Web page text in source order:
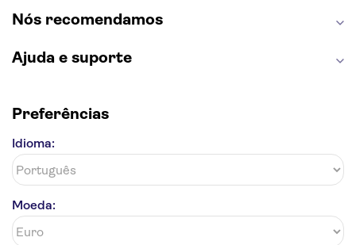
Mosteiro dos Jerónimos
Nós recomendamos
Ajuda e suporte
Preferências
Idioma:
Moeda: